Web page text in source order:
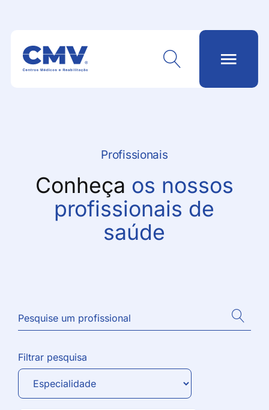
Profissionais
Conheça os nossos
profissionais de
saúde
Filtrar pesquisa